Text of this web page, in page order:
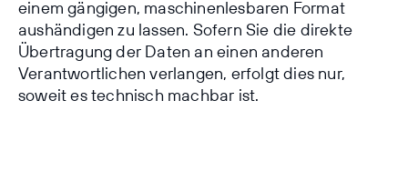
einem gängigen, maschinenlesbaren Format
aushändigen zu lassen. Sofern Sie die direkte
Übertragung der Daten an einen anderen
Verantwortlichen verlangen, erfolgt dies nur,
soweit es technisch machbar ist.